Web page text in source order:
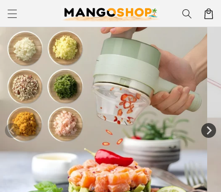
Skip to
content
Korpa
Skip to
product
information